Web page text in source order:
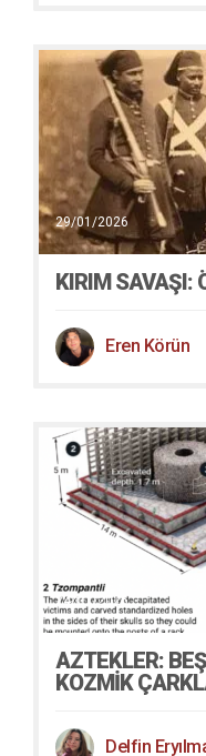
29/01/2026
KIRIM SAVAŞI:
Eren Körün
24/01/2026
AZTEKLER:
KOZMIK
Delfin